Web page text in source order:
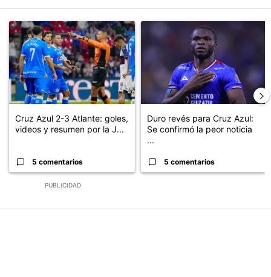
PUBLICIDAD
Un artículo de tendencia con el título "Cruz Azul 2-3 Atlante:
Cruz Azul 2-3 Atlante: goles,
videos y resumen por la J...
5 comentarios
Un artículo de tendencia con
Duro revés para Cruz Azul:
Se confirmó la peor noticia
...
5 comentarios